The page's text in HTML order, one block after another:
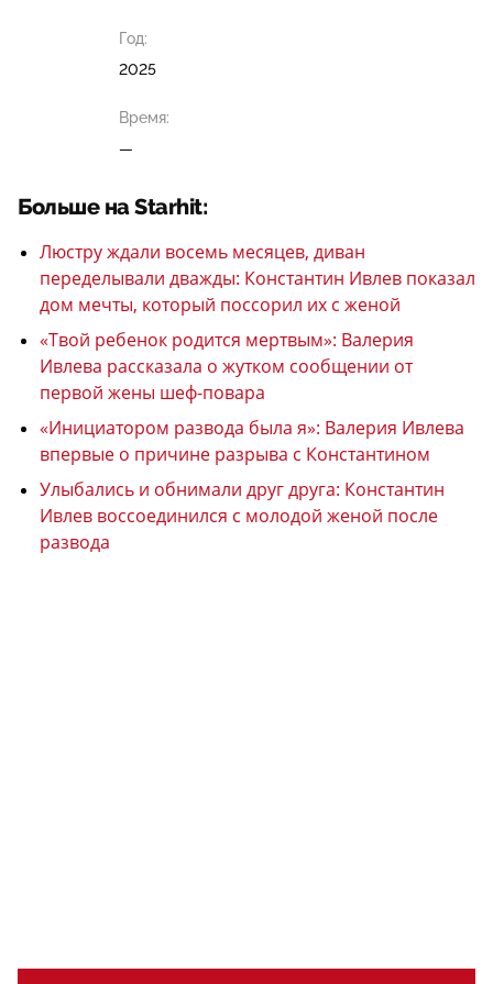
Год:
2025
Время:
—
Больше на Starhit:
Люстру ждали восемь месяцев, диван
переделывали дважды: Константин Ивлев показал
дом мечты, который поссорил их с женой
«Твой ребенок родится мертвым»: Валерия
Ивлева рассказала о жутком сообщении от
первой жены шеф-повара
«Инициатором развода была я»: Валерия Ивлева
впервые о причине разрыва с Константином
Улыбались и обнимали друг друга: Константин
Ивлев воссоединился с молодой женой после
развода